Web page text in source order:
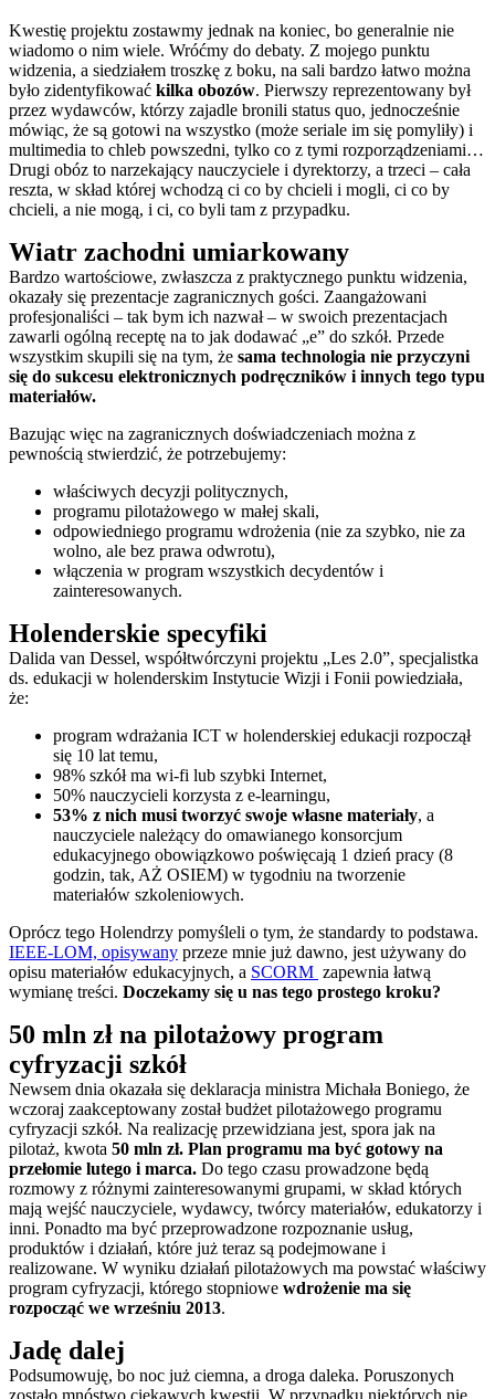
Kwestię projektu zostawmy jednak na koniec, bo generalnie nie
wiadomo o nim wiele. Wróćmy do debaty. Z mojego punktu
widzenia, a siedziałem troszkę z boku, na sali bardzo łatwo można
było zidentyfikować kilka obozów. Pierwszy reprezentowany był
przez wydawców, którzy zajadle bronili status quo, jednocześnie
mówiąc, że są gotowi na wszystko (może seriale im się pomyliły) i
multimedia to chleb powszedni, tylko co z tymi rozporządzeniami…
Drugi obóz to narzekający nauczyciele i dyrektorzy, a trzeci – cała
reszta, w skład której wchodzą ci co by chcieli i mogli, ci co by
chcieli, a nie mogą, i ci, co byli tam z przypadku.
Wiatr zachodni umiarkowany
Bardzo wartościowe, zwłaszcza z praktycznego punktu widzenia,
okazały się prezentacje zagranicznych gości. Zaangażowani
profesjonaliści – tak bym ich nazwał – w swoich prezentacjach
zawarli ogólną receptę na to jak dodawać „e” do szkół. Przede
wszystkim skupili się na tym, że sama technologia nie przyczyni
się do sukcesu elektronicznych podręczników i innych tego typu
materiałów.
Bazując więc na zagranicznych doświadczeniach można z
pewnością stwierdzić, że potrzebujemy:
właściwych decyzji politycznych,
programu pilotażowego w małej skali,
odpowiedniego programu wdrożenia (nie za szybko, nie za
wolno, ale bez prawa odwrotu),
włączenia w program wszystkich decydentów i
zainteresowanych.
Holenderskie specyfiki
Dalida van Dessel, współtwórczyni projektu „Les 2.0”, specjalistka
ds. edukacji w holenderskim Instytucie Wizji i Fonii powiedziała,
że:
program wdrażania ICT w holenderskiej edukacji rozpoczął
się 10 lat temu,
98% szkół ma wi-fi lub szybki Internet,
50% nauczycieli korzysta z e-learningu,
53% z nich musi tworzyć swoje własne materiały, a
nauczyciele należący do omawianego konsorcjum
edukacyjnego obowiązkowo poświęcają 1 dzień pracy (8
godzin, tak, AŻ OSIEM) w tygodniu na tworzenie
materiałów szkoleniowych.
Oprócz tego Holendrzy pomyśleli o tym, że standardy to podstawa.
IEEE-LOM, opisywany przeze mnie już dawno, jest używany do
opisu materiałów edukacyjnych, a SCORM zapewnia łatwą
wymianę treści. Doczekamy się u nas tego prostego kroku?
50 mln zł na pilotażowy program
cyfryzacji szkół
Newsem dnia okazała się deklaracja ministra Michała Boniego, że
wczoraj zaakceptowany został budżet pilotażowego programu
cyfryzacji szkół. Na realizację przewidziana jest, spora jak na
pilotaż, kwota 50 mln zł. Plan programu ma być gotowy na
przełomie lutego i marca. Do tego czasu prowadzone będą
rozmowy z różnymi zainteresowanymi grupami, w skład których
mają wejść nauczyciele, wydawcy, twórcy materiałów, edukatorzy i
inni. Ponadto ma być przeprowadzone rozpoznanie usług,
produktów i działań, które już teraz są podejmowane i
realizowane. W wyniku działań pilotażowych ma powstać właściwy
program cyfryzacji, którego stopniowe wdrożenie ma się
rozpocząć we wrześniu 2013.
Jadę dalej
Podsumowuję, bo noc już ciemna, a droga daleka. Poruszonych
zostało mnóstwo ciekawych kwestii. W przypadku niektórych nie